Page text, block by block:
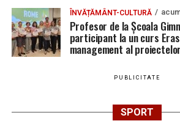
vacante
Bărbat de 30 de ani din Galda
ce și-ar fi agresat și violat
ÎNVĂȚĂMÂNT-CULTURĂ
Profesor de la Școala
participant la un curs
management al
PUBLICITATE
SPORT